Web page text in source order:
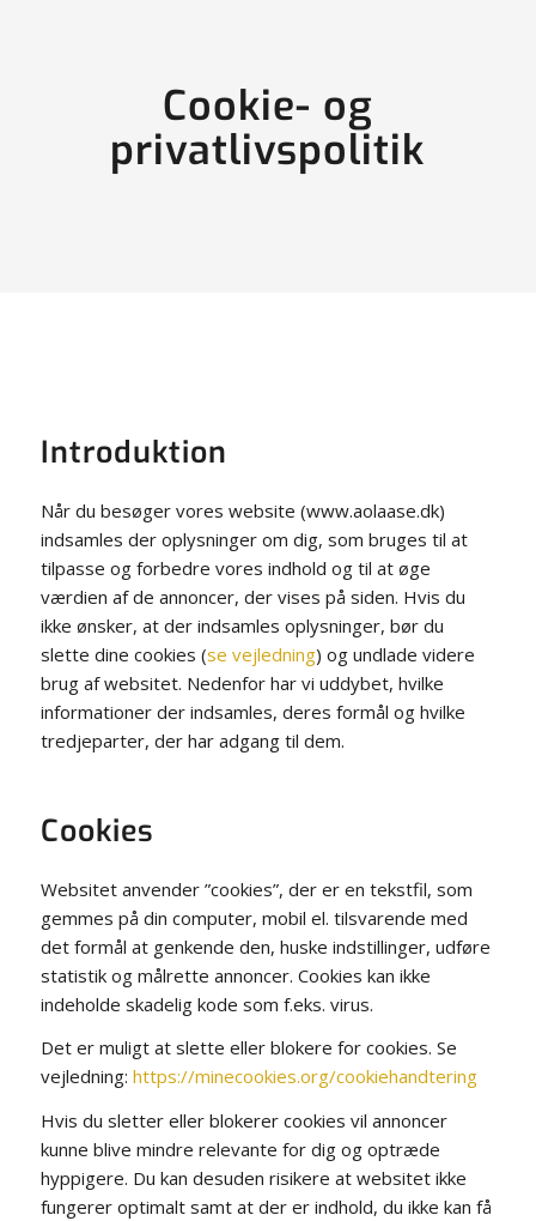
Cookie- og
privatlivspolitik
Introduktion
Når du besøger vores website (www.aolaase.dk)
indsamles der oplysninger om dig, som bruges til at
tilpasse og forbedre vores indhold og til at øge
værdien af de annoncer, der vises på siden. Hvis du
ikke ønsker, at der indsamles oplysninger, bør du
slette dine cookies (se vejledning) og undlade videre
brug af websitet. Nedenfor har vi uddybet, hvilke
informationer der indsamles, deres formål og hvilke
tredjeparter, der har adgang til dem.
Cookies
Websitet anvender ”cookies”, der er en tekstfil, som
gemmes på din computer, mobil el. tilsvarende med
det formål at genkende den, huske indstillinger, udføre
statistik og målrette annoncer. Cookies kan ikke
indeholde skadelig kode som f.eks. virus.
Det er muligt at slette eller blokere for cookies. Se
vejledning: https://minecookies.org/cookiehandtering
Hvis du sletter eller blokerer cookies vil annoncer
kunne blive mindre relevante for dig og optræde
hyppigere. Du kan desuden risikere at websitet ikke
fungerer optimalt samt at der er indhold, du ikke kan få